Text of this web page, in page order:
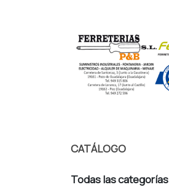
CATÁLOGO
Todas las categorías